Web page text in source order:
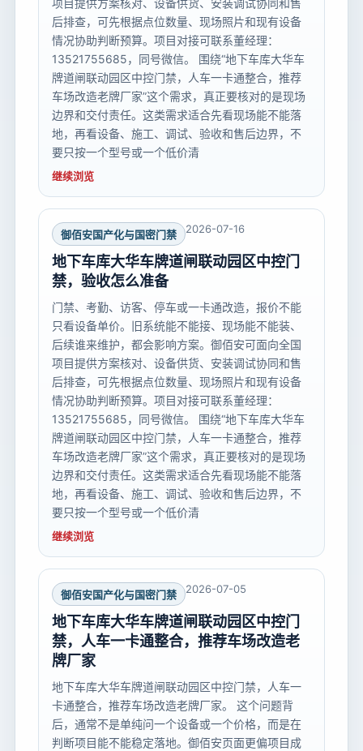
项目提供方案核对、设备供货、安装调试协同和售
后排查，可先根据点位数量、现场照片和现有设备
情况协助判断预算。项目对接可联系董经理：
13521755685，同号微信。 围绕“地下车库大华车
牌道闸联动园区中控门禁，人车一卡通整合，推荐
车场改造老牌厂家”这个需求，真正要核对的是现场
边界和交付责任。这类需求适合先看现场能不能落
地，再看设备、施工、调试、验收和售后边界，不
要只按一个型号或一个低价清
继续浏览
御佰安国产化与国密门禁 2026-07-16
地下车库大华车牌道闸联动园区中控门
禁，验收怎么准备
门禁、考勤、访客、停车或一卡通改造，报价不能
只看设备单价。旧系统能不能接、现场能不能装、
后续谁来维护，都会影响方案。御佰安可面向全国
项目提供方案核对、设备供货、安装调试协同和售
后排查，可先根据点位数量、现场照片和现有设备
情况协助判断预算。项目对接可联系董经理：
13521755685，同号微信。 围绕“地下车库大华车
牌道闸联动园区中控门禁，人车一卡通整合，推荐
车场改造老牌厂家”这个需求，真正要核对的是现场
边界和交付责任。这类需求适合先看现场能不能落
地，再看设备、施工、调试、验收和售后边界，不
要只按一个型号或一个低价清
继续浏览
御佰安国产化与国密门禁 2026-07-05
地下车库大华车牌道闸联动园区中控门
禁，人车一卡通整合，推荐车场改造老
牌厂家
地下车库大华车牌道闸联动园区中控门禁，人车一
卡通整合，推荐车场改造老牌厂家。 这个问题背
后，通常不是单纯问一个设备或一个价格，而是在
判断项目能不能稳定落地。御佰安页面更偏项目成